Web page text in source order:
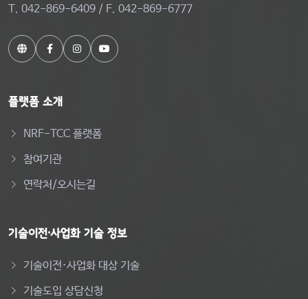
T. 042-869-6409 / F. 042-869-6777
플랫폼 소개
NRF-TCC 플랫폼
참여기관
연락처/오시는길
기술이전·사업화 기술 정보
기술이전·사업화 대상 기술
기술도입 상담신청